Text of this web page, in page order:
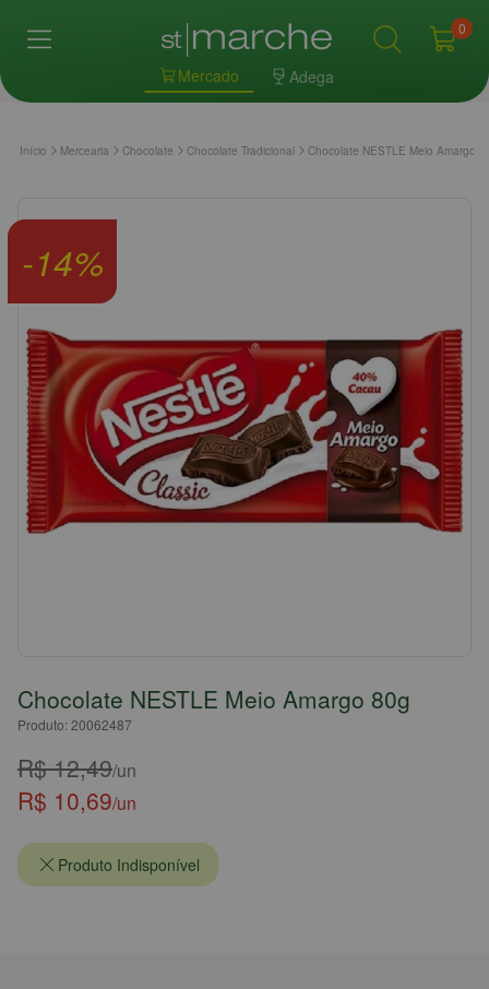
Mercado Adega
0
Início Mercearia Chocolate Chocolate Tradicional Chocolate NESTLE Meio Amargo
-14%
Chocolate NESTLE Meio Amargo 80g
Produto: 20062487
R$ 12,49/un
R$ 10,69/un
Produto Indisponível